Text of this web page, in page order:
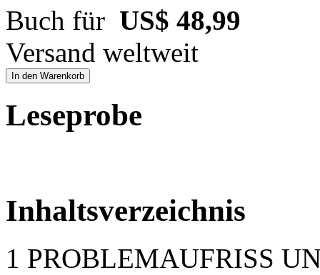
Buch für US$ 48,99
Versand weltweit
In den Warenkorb
Leseprobe
Inhaltsverzeichnis
1 PROBLEMAUFRISS